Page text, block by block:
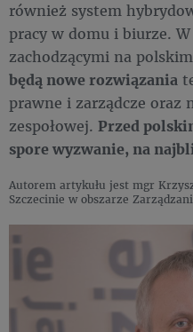
również system
pracy w domu i biurze.
zachodzącymi na
będą nowe rozwiązania
prawne i zarządcze oraz
zespołowej. Przed
spore wyzwanie, na
Autorem artykułu jest mgr
Szczecinie w obszarze